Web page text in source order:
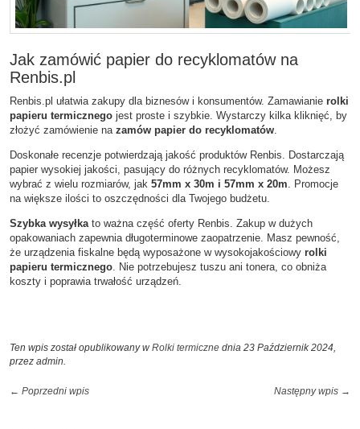
Jak zamówić papier do recyklomatów na
Renbis.pl
Renbis.pl ułatwia zakupy dla biznesów i konsumentów. Zamawianie rolki
papieru termicznego jest proste i szybkie. Wystarczy kilka kliknięć, by
złożyć zamówienie na zamów papier do recyklomatów
Doskonałe recenzje potwierdzają jakość produktów Renbis. Dostarczają
papier wysokiej jakości, pasujący do różnych recyklomatów. Możesz
wybrać z wielu rozmiarów, jak 57mm x 30m i 57mm x 20m. Promocje
na większe ilości to oszczędności dla Twojego budżetu.
Szybka wysyłkato ważna część oferty Renbis. Zakup w dużych
opakowaniach zapewnia długoterminowe zaopatrzenie. Masz pewność,
że urządzenia fiskalne będą wyposażone w wysokojakościowy rolki
papieru termicznego. Nie potrzebujesz tuszu ani tonera, co obniża
koszty i poprawia trwałość urządzeń.
Ten wpis został opublikowany w Rolki termiczne dnia 23 Październik 2024,
przez admin
← Poprzedni wpis Następny wpis →